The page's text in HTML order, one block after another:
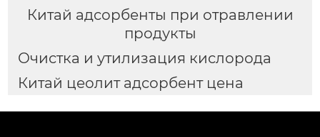
Китай адсорбенты при отравлении
продукты
Очистка и утилизация кислорода
Китай цеолит адсорбент цена